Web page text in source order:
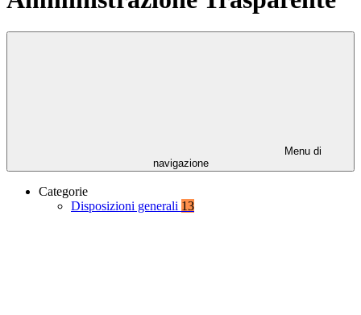
Menu di
navigazione
Categorie
Disposizioni generali 13